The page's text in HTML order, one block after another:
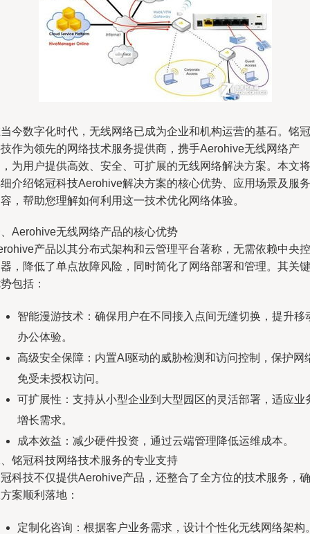
今数字化时代，无线网络已成为企业和机构运营的基石。铭冠
作为领先的网络技术服务提供商，携手Aerohive无线网络产
为用户提供高效、安全、可扩展的无线网络解决方案。本文将
介绍铭冠科技Aerohive解决方案的核心优势、应用场景及服务
，帮助您理解如何利用这一技术优化网络体验。
Aerohive无线网络产品的核心优势
产品以其分布式架构和云管理平台著称，无需依赖中央控
，降低了单点故障风险，同时简化了网络部署和管理。其关键
包括：
智能漫游技术：确保用户在不同接入点间无缝切换，提升移
办公体验。
高级安全保障：内置AI驱动的威胁检测和访问控制，保护网
免受未授权访问。
可扩展性：支持从小型企业到大型园区的灵活部署，适应业
增长需求。
成本效益：减少硬件投资，通过云端管理降低运维成本。
铭冠科技网络技术服务的专业支持
科技不仅提供Aerohive产品，还整合了全方位的技术服务，确
案顺利落地：
定制化咨询：根据客户业务需求，设计个性化无线网络架构